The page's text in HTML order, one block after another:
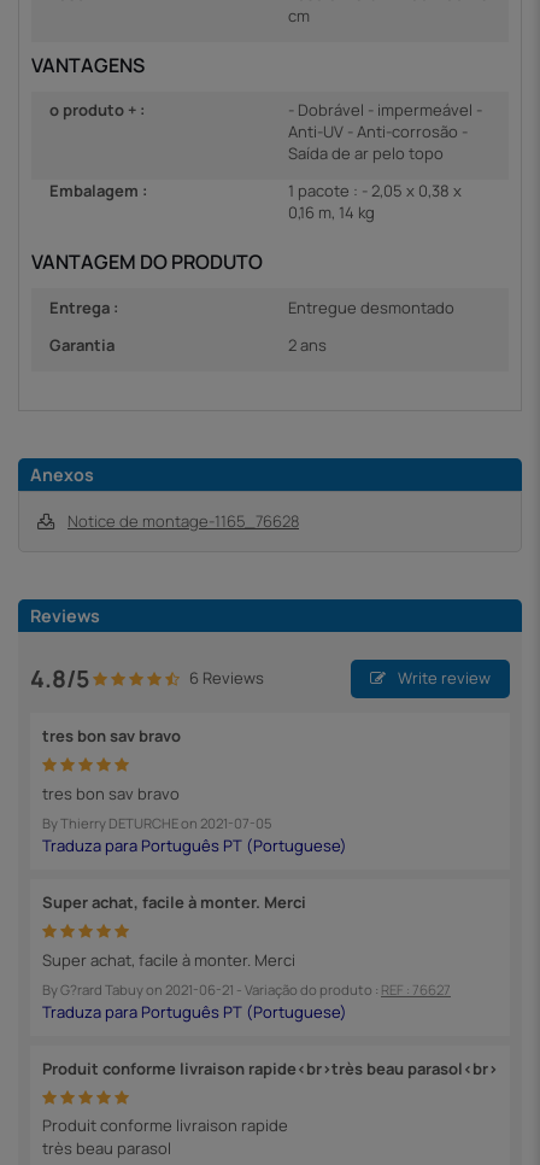
cm
VANTAGENS
o produto + :
- Dobrável - impermeável -
Anti-UV - Anti-corrosão -
Saída de ar pelo topo
Embalagem :
1 pacote : - 2,05 x 0,38 x
0,16 m, 14 kg
VANTAGEM DO PRODUTO
Entrega :
Entregue desmontado
Garantia
2 ans
Anexos
Notice de montage-1165_76628
Reviews
4.8/5 6 Reviews Write review
tres bon sav bravo
tres bon sav bravo
ByThierry DETURCHEon 2021-07-05
Super achat, facile à monter. Merci
Super achat, facile à monter. Merci
ByG?rard Tabuyon 2021-06-21 - Variação do produto : REF : 76627
Produit conforme livraison rapide<br>très beau parasol<br>
Produit conforme livraison rapide
très beau parasol